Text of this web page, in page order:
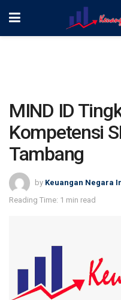
MIND ID
Kompetensi
Tambang
by Keuangan Negara
Reading Time: 1 min read